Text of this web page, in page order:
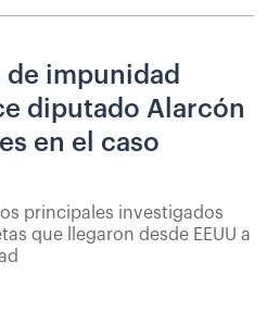
de impunidad
diputado Alarcón
en el caso
principales investigados
que llegaron desde EEUU a